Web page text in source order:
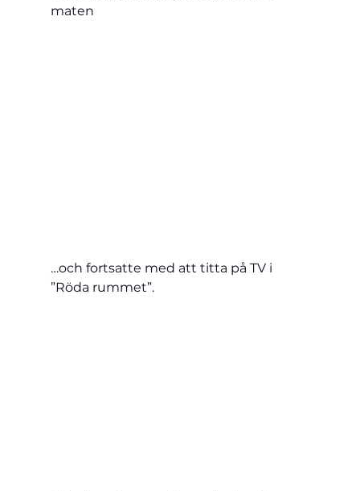
maten
…och fortsatte med att titta på TV i
”Röda rummet”.